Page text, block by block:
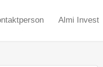
Almi Invest